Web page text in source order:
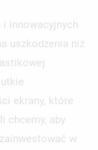
innowacyjnych
uszkodzenia niż
ekrany, które
chcemy, aby
w